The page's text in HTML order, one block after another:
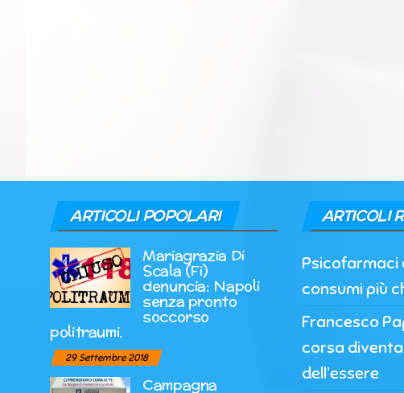
ARTICOLI POPOLARI
Mariagrazia Di
Scala (Fi)
denuncia: Napoli
senza pronto
soccorso
politraumi.
29 Settembre 2018
Campagna
ARTICOLI
Psicofarmaci
consumi più
Francesco
corsa
dell’essere